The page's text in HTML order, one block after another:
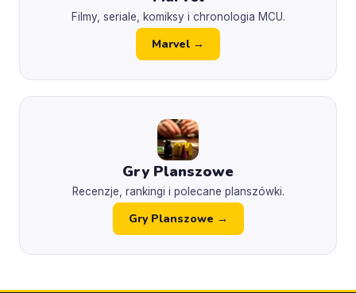
Filmy, seriale, komiksy i chronologia MCU.
Marvel →
Gry Planszowe
Recenzje, rankingi i polecane planszówki.
Gry Planszowe →